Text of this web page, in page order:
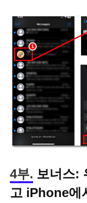
4부. 보너스:
고 iPhone에